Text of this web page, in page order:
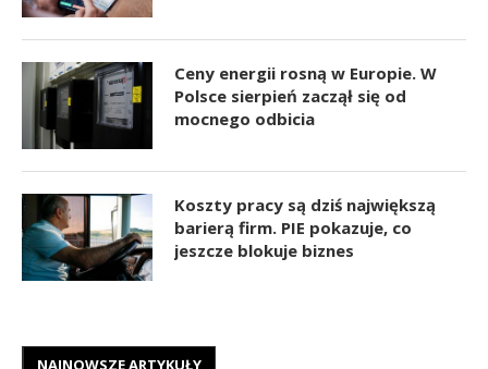
Ceny energii rosną w Europie. W
Polsce sierpień zaczął się od
mocnego odbicia
Koszty pracy są dziś największą
barierą firm. PIE pokazuje, co
jeszcze blokuje biznes
NAJNOWSZE ARTYKUŁY